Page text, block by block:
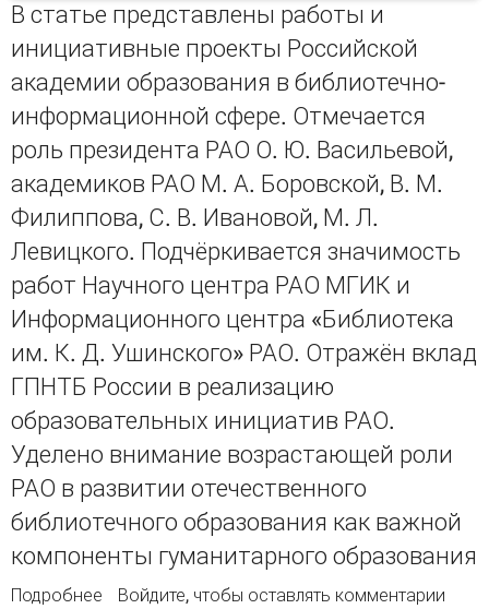
В статье представлены работы и
инициативные проекты Российской
академии образования в библиотечно-
информационной сфере. Отмечается
роль президента РАО О. Ю. Васильевой,
академиков РАО М. А. Боровской, В. М.
Филиппова, С. В. Ивановой, М. Л.
Левицкого. Подчёркивается значимость
работ Научного центра РАО МГИК и
Информационного центра «Библиотека
им. К. Д. Ушинского» РАО. Отражён вклад
ГПНТБ России в реализацию
образовательных инициатив РАО.
Уделено внимание возрастающей роли
РАО в развитии отечественного
библиотечного образования как важной
компоненты гуманитарного образования
Подробнее о Роль Российской академии образования в
Войдите, чтобы оставлять комментарии